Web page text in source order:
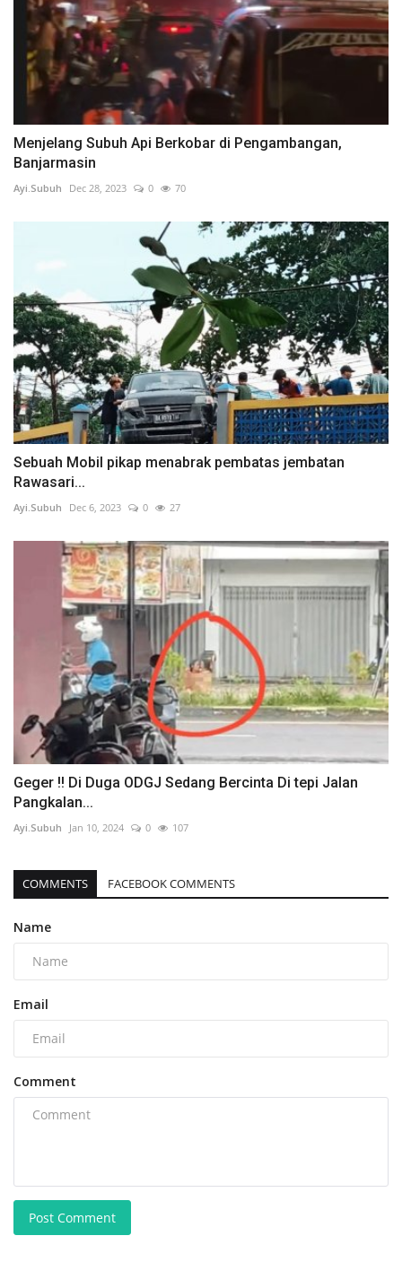
Menjelang Subuh Api Berkobar di Pengambangan,
Banjarmasin
Ayi.Subuh Dec 28, 2023 0 70
Sebuah Mobil pikap menabrak pembatas jembatan
Rawasari...
Ayi.Subuh Dec 6, 2023 0 27
Geger !! Di Duga ODGJ Sedang Bercinta Di tepi Jalan
Pangkalan...
Ayi.Subuh Jan 10, 2024 0 107
COMMENTS FACEBOOK COMMENTS
Name
Email
Comment
Post Comment